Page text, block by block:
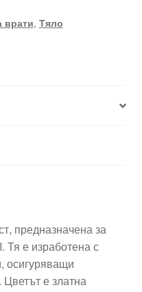
врати, Тяло
предназначена за
Тя е изработена с
осигуряващи
е златна